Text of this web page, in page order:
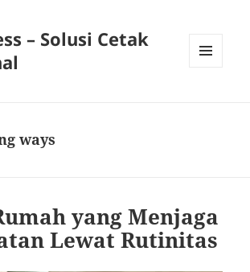
– Solusi Cetak
ways
yang Menjaga
Lewat Rutinitas